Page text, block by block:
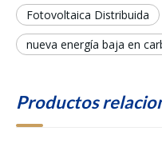
Fotovoltaica Distribuida
nueva energía baja en
Productos